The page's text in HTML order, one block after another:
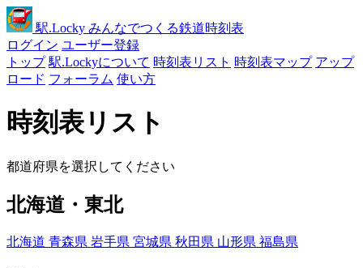
駅.Locky みんなでつくる鉄道時刻表
ログイン ユーザー登録
トップ 駅.Lockyについて 時刻表リスト 時刻表マップ アップ
ロード フォーラム 使い方
時刻表リスト
都道府県を選択してください
北海道・東北
北海道 青森県 岩手県 宮城県 秋田県 山形県 福島県